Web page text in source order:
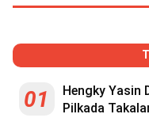
01
Hengky Yasin
Pilkada